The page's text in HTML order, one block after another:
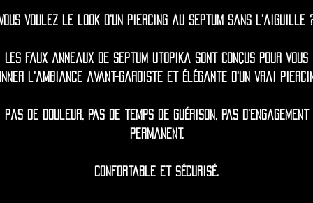
voulez le look d'un piercing au septum sans l'aiguille
Les faux anneaux de septum Utopika sont conçus pour vous
l'ambiance avant-gardiste et élégante d'un vrai
Pas de douleur, pas de temps de guérison, pas d’engagement
permanent.
Confortable et sécurisé.